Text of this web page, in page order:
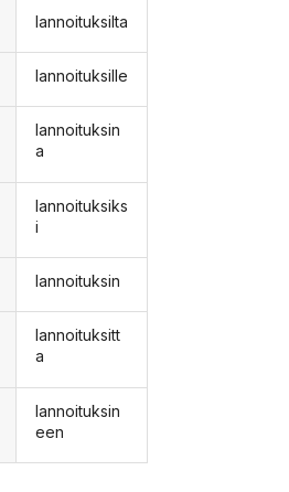
lannoituksilta
lannoituksille
lannoituksin
a
lannoituksiks
i
lannoituksin
lannoituksitt
a
lannoituksin
een